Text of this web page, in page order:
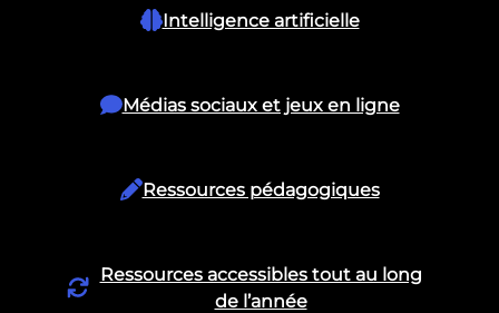
Intelligence artificielle
Médias sociaux et jeux en ligne
Ressources pédagogiques
Ressources accessibles tout au long
de l’année